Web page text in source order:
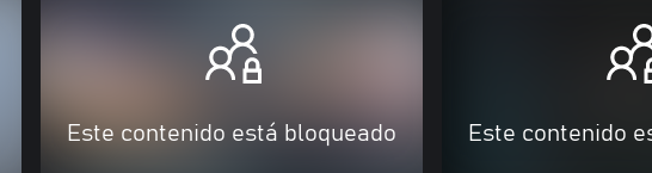
Este contenido está bloqueado Este contenido